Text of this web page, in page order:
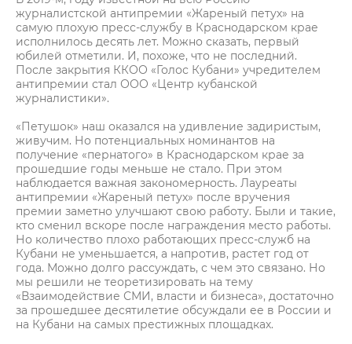
журналистской антипремии «Жареный петух» на
самую плохую пресс-службу в Краснодарском крае
исполнилось десять лет. Можно сказать, первый
юбилей отметили. И, похоже, что не последний.
После закрытия ККОО «Голос Кубани» учредителем
антипремии стал ООО «Центр кубанской
журналистики».
«Петушок» наш оказался на удивление задиристым,
живучим. Но потенциальных номинантов на
получение «пернатого» в Краснодарском крае за
прошедшие годы меньше не стало. При этом
наблюдается важная закономерность. Лауреаты
антипремии «Жареный петух» после вручения
премии заметно улучшают свою работу. Были и такие,
кто сменил вскоре после награждения место работы.
Но количество плохо работающих пресс-служб на
Кубани не уменьшается, а напротив, растет год от
года. Можно долго рассуждать, с чем это связано. Но
мы решили не теоретизировать на тему
«Взаимодействие СМИ, власти и бизнеса», достаточно
за прошедшее десятилетие обсуждали ее в России и
на Кубани на самых престижных площадках.